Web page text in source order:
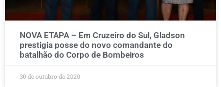
NOVA ETAPA – Em Cruzeiro do Sul, Gladson
prestigia posse do novo comandante do
batalhão do Corpo de Bombeiros
30 de outubro de 2020